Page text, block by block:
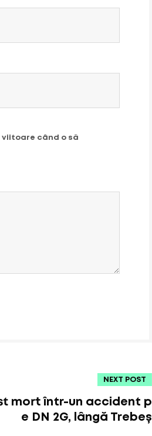
viitoare când o să
NEXT POST
mort într-un accident p
e DN 2G, lângă Trebeș